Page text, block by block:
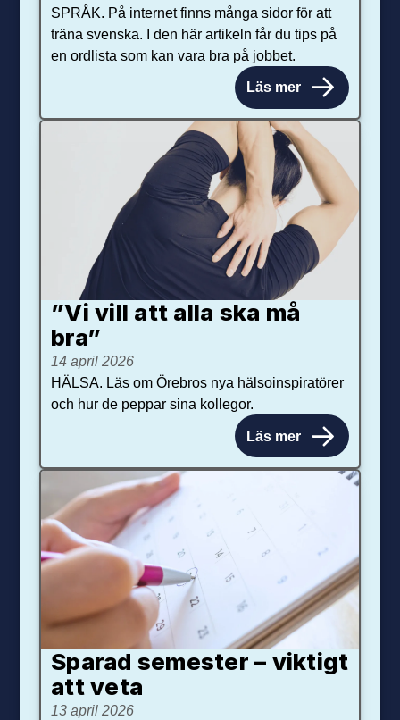
SPRÅK. På internet finns många sidor för att
träna svenska. I den här artikeln får du tips på
en ordlista som kan vara bra på jobbet.
Läs mer
”Vi vill att alla ska må
bra”
14 april 2026
HÄLSA. Läs om Örebros nya hälsoinspiratörer
och hur de peppar sina kollegor.
Läs mer
Sparad semester – viktigt
att veta
13 april 2026